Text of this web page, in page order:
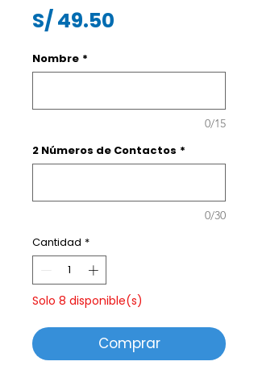
S/ 49.50
Nombre *
0/15
2 Números de Contactos *
0/30
Cantidad *
Solo 8 disponible(s)
Comprar